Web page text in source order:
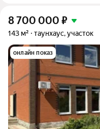
8 700 000 ₽
143 м² таунхаус, участок
онлайн показ